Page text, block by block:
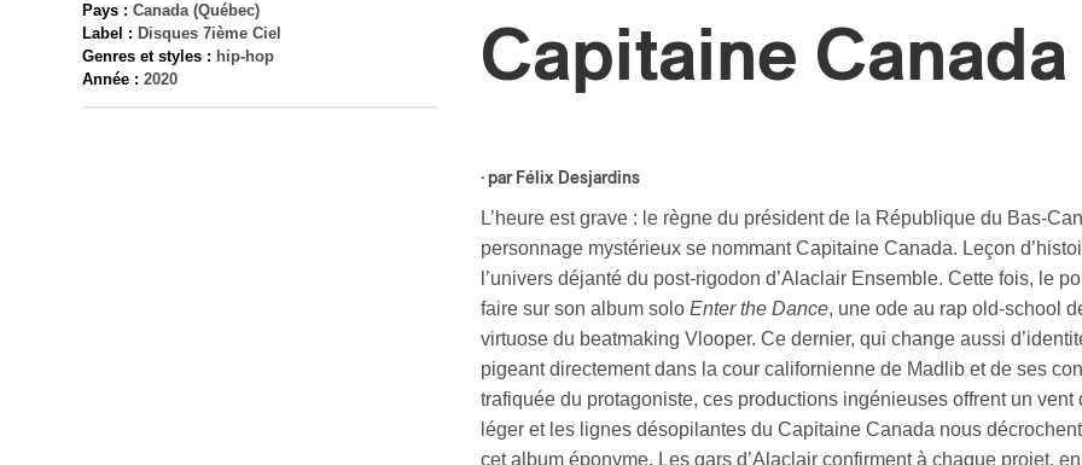
Pays : Canada (Québec)
Label : Disques 7ième Ciel
Genres et styles : hip-hop
Année : 2020 Capitaine Canada
· par Félix Desjardins
L’heure est grave : le règne du président de la République du Bas-
personnage mystérieux se nommant Capitaine Canada. Leçon
l’univers déjanté du post-rigodon d’Alaclair Ensemble. Cette fois, le
faire sur son album solo Enter the Dance, une ode au rap old-school
virtuose du beatmaking Vlooper. Ce dernier, qui change aussi
pigeant directement dans la cour californienne de Madlib et de ses
trafiquée du protagoniste, ces productions ingénieuses offrent un
léger et les lignes désopilantes du Capitaine Canada nous
cet album éponyme. Les gars d’Alaclair confirment à chaque projet,